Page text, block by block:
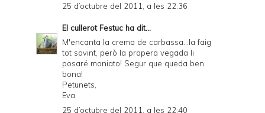
25 d’octubre del 2011, a les 22:36
El cullerot Festuc ha dit...
M'encanta la crema de carbassa...la faig
tot sovint, però la propera vegada li
posaré moniato! Segur que queda ben
bona!
Petunets,
Eva.
25 d’octubre del 2011, a les 22:40